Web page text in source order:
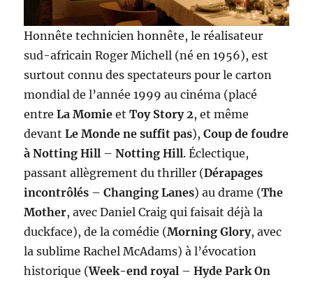
Honnête technicien honnête, le réalisateur
sud-africain Roger Michell (né en 1956), est
surtout connu des spectateurs pour le carton
mondial de l’année 1999 au cinéma (placé
entre La MomieetToy Story 2, et même
devant Le Monde ne suffit pas),Coup de foudre
à Notting Hill –Notting Hill. Éclectique,
passant allègrement du thriller (Dérapages
incontrôlés –Changing Lanes) au drame (The
Mother, avec Daniel Craig qui faisait déjà la
duckface), de la comédie (Morning Glory, avec
la sublime Rachel McAdams) à l’évocation
historique (Week-end royal –Hyde Park On